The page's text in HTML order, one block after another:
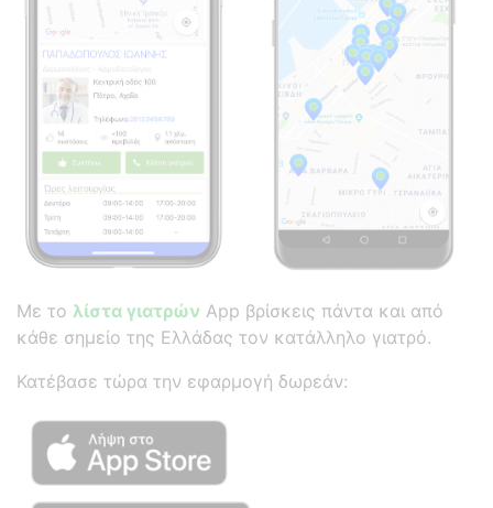
Με το λίστα γιατρών App βρίσκεις πάντα και από
κάθε σημείο της Ελλάδας τον κατάλληλο γιατρό.
Κατέβασε τώρα την εφαρμογή δωρεάν: